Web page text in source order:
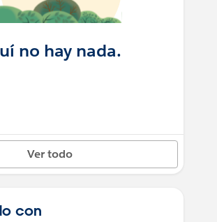
no hay nada.
Ver todo
con